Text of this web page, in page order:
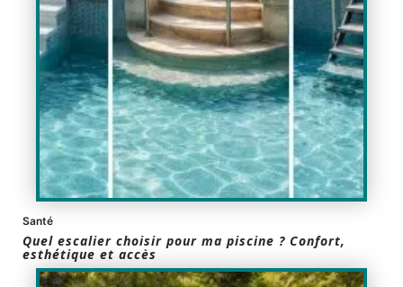
Santé
Quel escalier choisir pour ma piscine ? Confort,
esthétique et accès